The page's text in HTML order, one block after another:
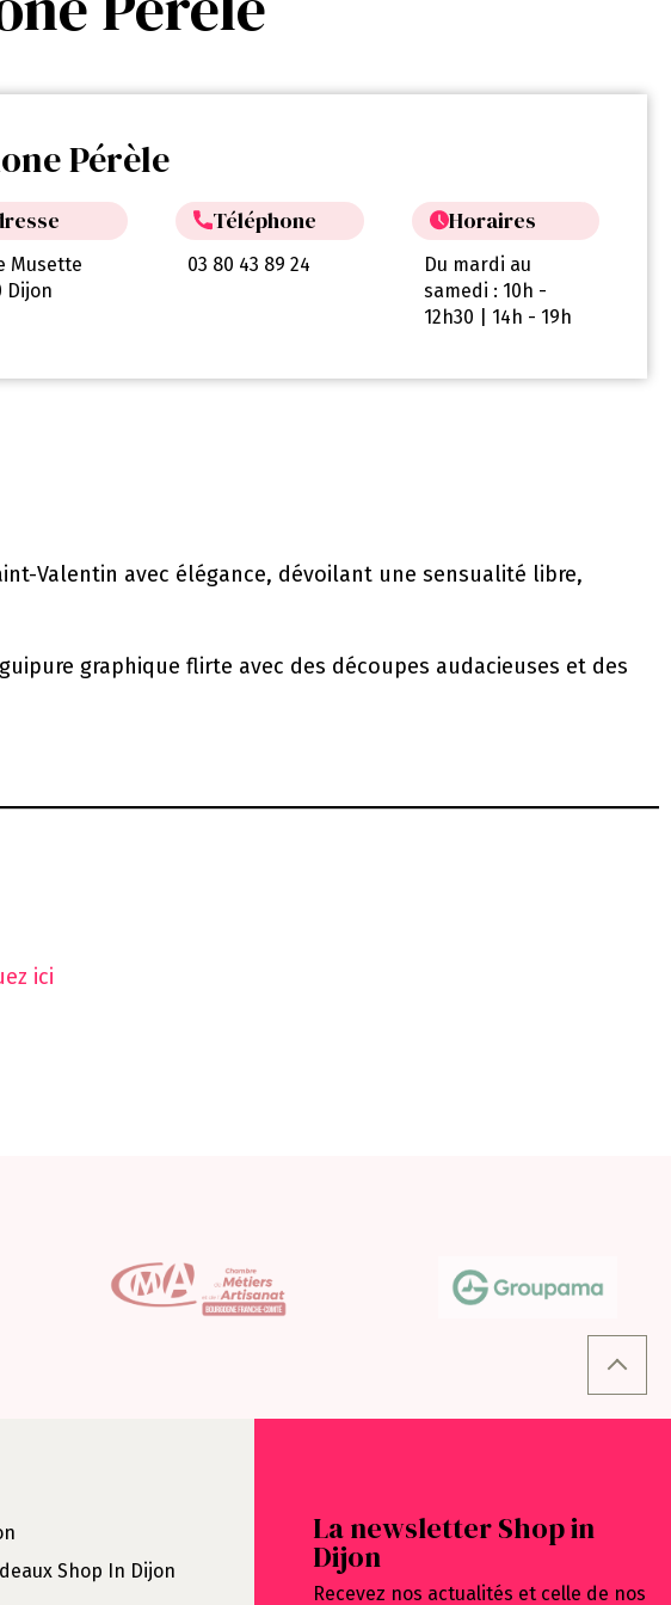
Pérèle
Musette
Dijon
Téléphone
03 80 43 89 24
Horaires
Du mardi au
samedi : 10h -
12h30 | 14h - 19h
Valentin avec élégance, dévoilant une sensualité libre,
graphique flirte avec des découpes audacieuses et des
ici
Shop In Dijon
La newsletter Shop in
Dijon
Recevez nos actualités et celle de nos